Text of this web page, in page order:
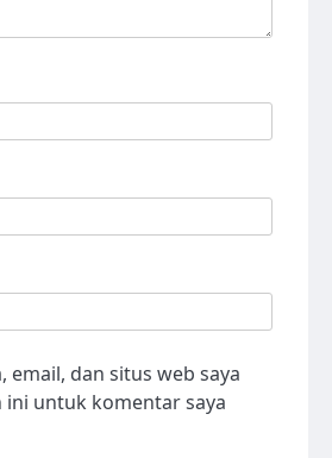
email, dan situs web saya
ini untuk komentar saya